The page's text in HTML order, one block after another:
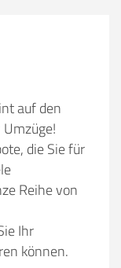
auf den
die Sie für
Reihe von
Ihr
können.